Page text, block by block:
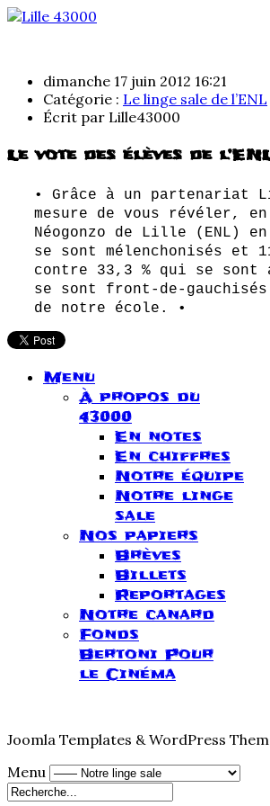
dimanche 17 juin 2012 16:21
Catégorie : Le linge sale de l’ENL
Écrit par Lille43000
Le vote des élèves de
• Grâce à un partenariat
mesure de vous révéler,
Néogonzo de Lille (ENL)
se sont mélenchonisés et
contre 33,3 % qui se
se sont front-de-
de notre école. •
Menu
À propos du
43000
En notes
En chiffres
Notre équipe
Notre linge
sale
Nos papiers
Brèves
Billets
Reportages
Notre canard
Fonds
Bertoni Pour
le Cinéma
Joomla Templates & WordPress
Menu